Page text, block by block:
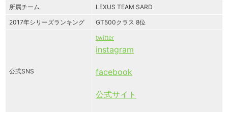
所属チーム
LEXUS TEAM SARD
2017年シリーズランキング
GT500クラス 8位
公式SNS
twitter
instagram
facebook
公式サイト